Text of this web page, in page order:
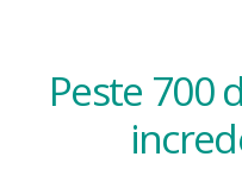
Peste 700